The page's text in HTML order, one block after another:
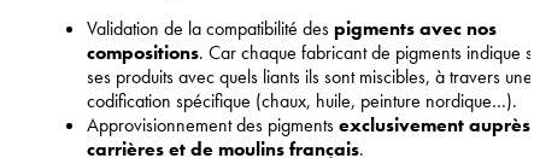
Validation de la compatibilité despigments avec nos
compositions. Car chaque fabricant de pigments indique
ses produits avec quels liants ils sont miscibles, à travers une
codification spécifique (chaux, huile, peinture nordique…).
Approvisionnement des pigmentsexclusivement auprès
carrières et de moulins français.